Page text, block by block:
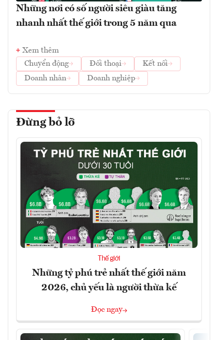
Những nơi có số người siêu giàu tăng
nhanh nhất thế giới trong 5 năm qua
Xem thêm
Chuyển động
Đối thoại
Kết nối
Doanh nhân
Doanh nghiệp
Đừng bỏ lỡ
Thế giới
Những tỷ phú trẻ nhất thế giới năm
2026, chủ yếu là người thừa kế
Đọc ngay